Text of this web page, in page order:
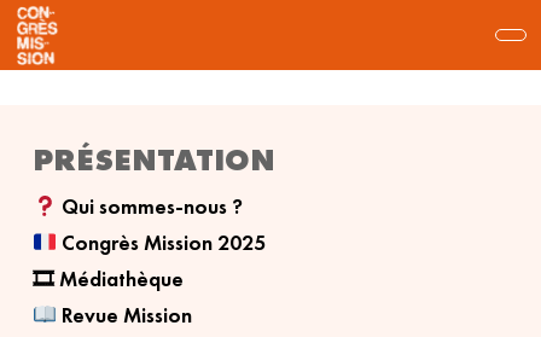
PRÉSENTATION
Qui sommes-nous ?
Congrès Mission 2025
🎞 Médiathèque
Revue Mission